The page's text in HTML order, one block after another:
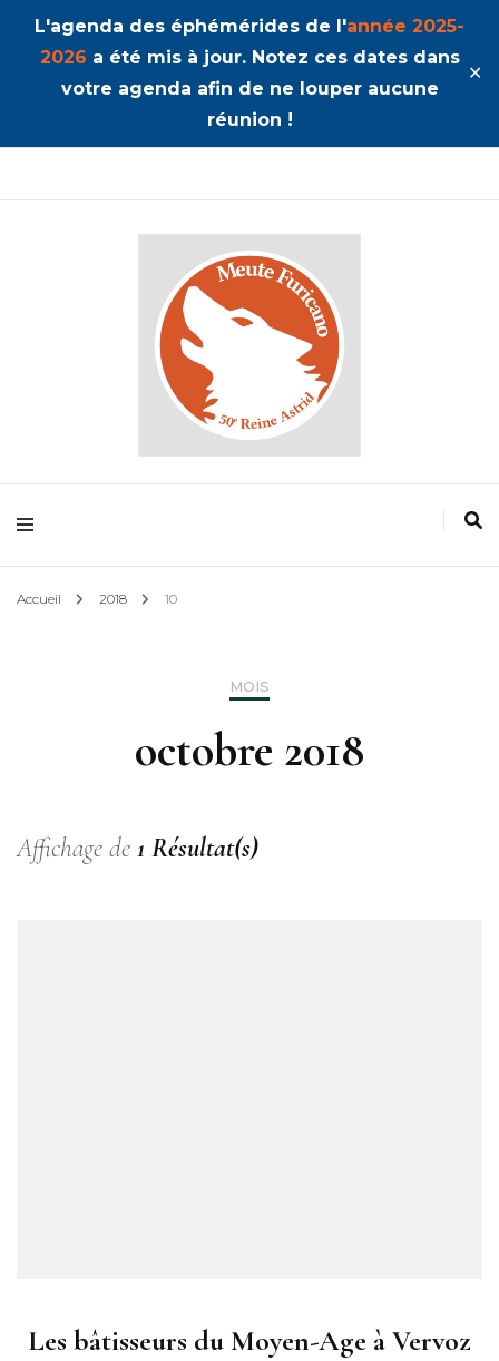
L'agenda des éphémérides de l'année 2025-
2026 a été mis à jour. Notez ces dates dans
votre agenda afin de ne louper aucune
réunion !
✕
Furicano
50ème Unité Reine Astrid
Accueil 2018 10
MOIS
octobre 2018
Affichage de 1 Résultat(s)
Les bâtisseurs du Moyen-Age à Vervoz